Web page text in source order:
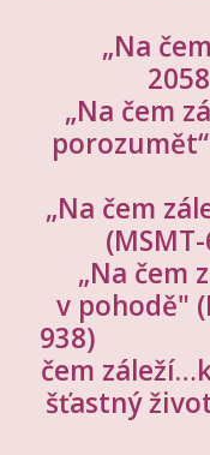
„Na
„Na čem
„Na čem
„Na čem
v pohodě"
čem
šťastný